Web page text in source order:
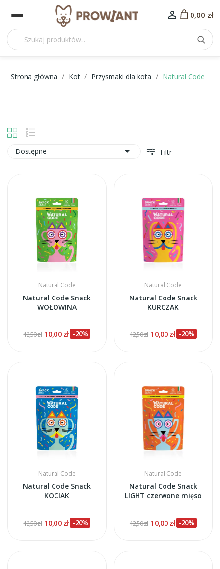
 0,00 zł
Strona główna Kot Przysmaki dla kota Natural Code
Dostępne  Filtr
Natural Code
Natural Code Snack
WOŁOWINA
12,50 zł 10,00 zł -20%
Natural Code
Natural Code Snack
KURCZAK
12,50 zł 10,00 zł -20%
Natural Code
Natural Code Snack
KOCIAK
12,50 zł 10,00 zł -20%
Natural Code
Natural Code Snack
LIGHT czerwone mięso
12,50 zł 10,00 zł -20%